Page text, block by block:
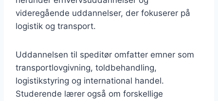
videregående uddannelser, der fokuserer på
logistik og transport.
Uddannelsen til speditør omfatter emner som
transportlovgivning, toldbehandling,
logistikstyring og international handel.
Studerende lærer også om forskellige